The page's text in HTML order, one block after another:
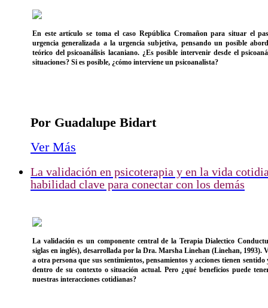
En este artículo se toma el caso República Cromañon para situar el
urgencia generalizada a la urgencia subjetiva, pensando un posible
teórico del psicoanálisis lacaniano. ¿Es posible intervenir desde el
situaciones? Si es posible, ¿cómo interviene un psicoanalista?
Por Guadalupe Bidart
Ver Más
La validación en psicoterapia y en la vida
habilidad clave para conectar con los demás
La validación es un componente central de la Terapia Dialectico
siglas en inglés), desarrollada por la Dra. Marsha Linehan (Linehan, 1993).
a otra persona que sus sentimientos, pensamientos y acciones tienen sentido
dentro de su contexto o situación actual. Pero ¿qué beneficios puede
nuestras interacciones cotidianas?